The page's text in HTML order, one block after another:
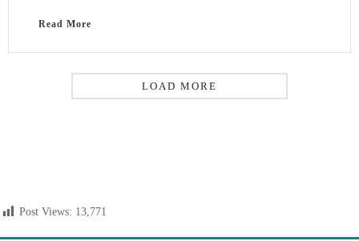
Read More
LOAD MORE
Post Views: 13,771